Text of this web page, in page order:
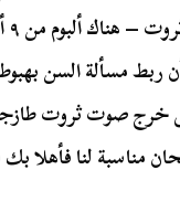
ربط مسألة السن
خرج صوت ثروت
مناسبة لنا فأهلا بك